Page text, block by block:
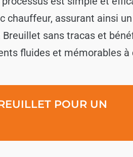
chauffeur, assurant ainsi
sans tracas et
fluides et mémorables à
POUR UN